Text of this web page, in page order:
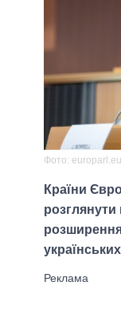
Фото:
Країни
розглянути